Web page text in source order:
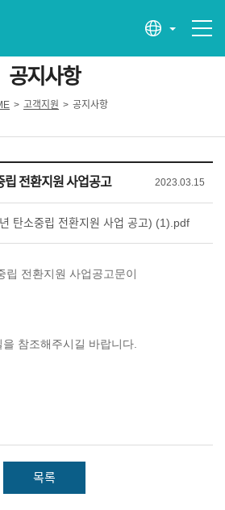
공지사항
> 고객지원 > 공지사항
전환지원 사업공고 2023.03.15
탄소중립 전환지원 사업 공고) (1).pdf
립 전환지원 사업공고문이
참조해주시길 바랍니다.
목록